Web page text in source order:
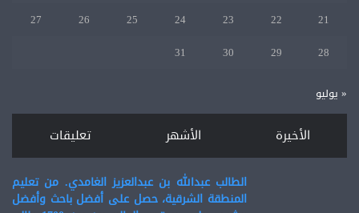
21
22
23
24
25
26
27
28
29
30
31
« يوليو
الأخيرة الأشهر تعليقات
الطالب عبدالله بن عبدالعزيز الغامدي. من تعليم
المنطقة الشرقية، حصل على أفضل باحث وأفضل